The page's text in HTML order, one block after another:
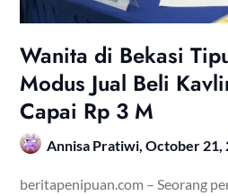
Wanita di Bekasi
Modus Jual Beli
Capai Rp 3 M
Annisa Pratiwi,October 21,
beritapenipuan.com – Seorang